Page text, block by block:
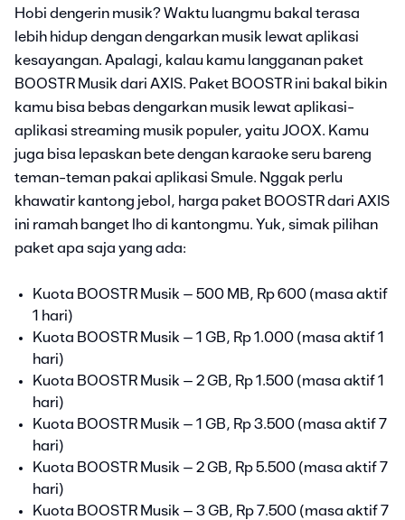
Hobi dengerin musik? Waktu luangmu bakal terasa
lebih hidup dengan dengarkan musik lewat aplikasi
kesayangan. Apalagi, kalau kamu langganan paket
BOOSTR Musik dari AXIS. Paket BOOSTR ini bakal bikin
kamu bisa bebas dengarkan musik lewat aplikasi-
aplikasi streaming musik populer, yaitu JOOX. Kamu
juga bisa lepaskan bete dengan karaoke seru bareng
teman-teman pakai aplikasi Smule. Nggak perlu
khawatir kantong jebol, harga paket BOOSTR dari AXIS
ini ramah banget lho di kantongmu. Yuk, simak pilihan
paket apa saja yang ada:
Kuota BOOSTR Musik – 500 MB, Rp 600 (masa aktif
1 hari)
Kuota BOOSTR Musik – 1 GB, Rp 1.000 (masa aktif 1
hari)
Kuota BOOSTR Musik – 2 GB, Rp 1.500 (masa aktif 1
hari)
Kuota BOOSTR Musik – 1 GB, Rp 3.500 (masa aktif 7
hari)
Kuota BOOSTR Musik – 2 GB, Rp 5.500 (masa aktif 7
hari)
Kuota BOOSTR Musik – 3 GB, Rp 7.500 (masa aktif 7